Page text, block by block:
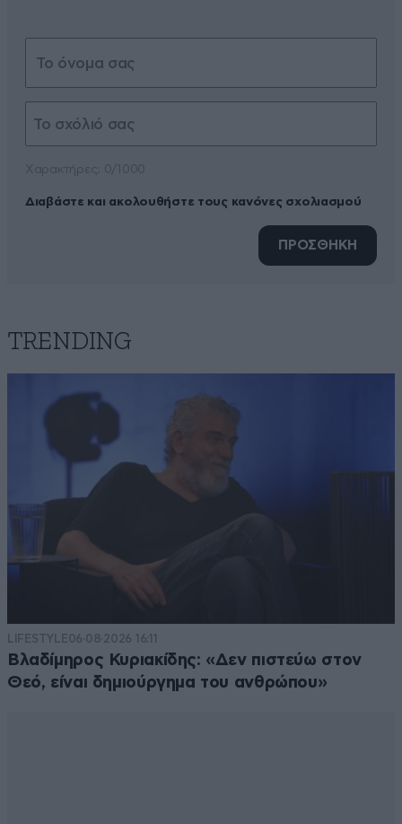
Διαβάστε και ακολουθήστε τους κανόνες σχολιασμού
ΠΡΟΣΘΗΚΗ
TRENDING
LIFESTYLE06·08·2026 16:11
Βλαδίμηρος Κυριακίδης: «Δεν πιστεύω στον
Θεό, είναι δημιούργημα του ανθρώπου»